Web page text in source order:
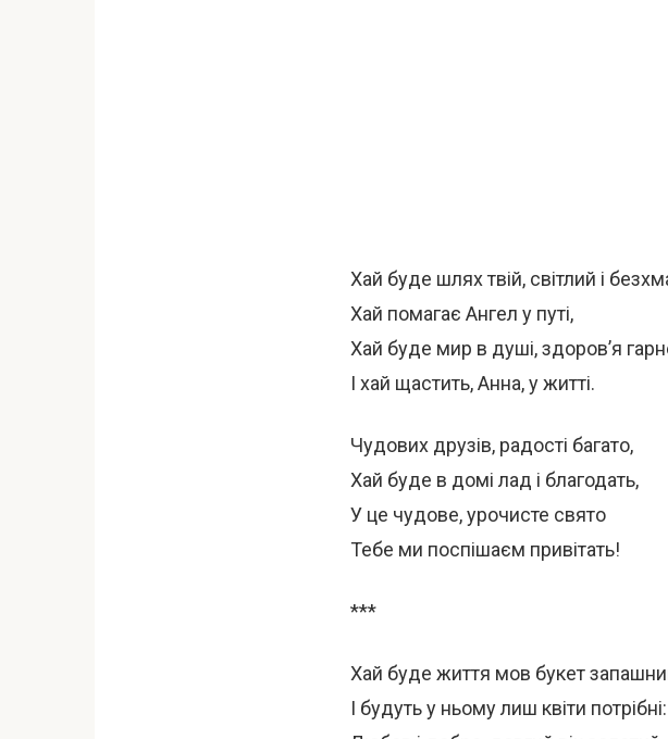
Хай буде шлях твій, світлий і
Хай помагає Ангел у путі,
Хай буде мир в душі, здоров’я
І хай щастить, Анна, у житті.
Чудових друзів, радості багато,
Хай буде в домі лад і благодать,
У це чудове, урочисте свято
Тебе ми поспішаєм привітать!
***
Хай буде життя мов букет
І будуть у ньому лиш квіти потрібні: